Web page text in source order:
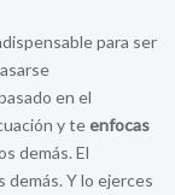
para ser
en el
y teenfocas
demás. El
demás. Y lo ejerces